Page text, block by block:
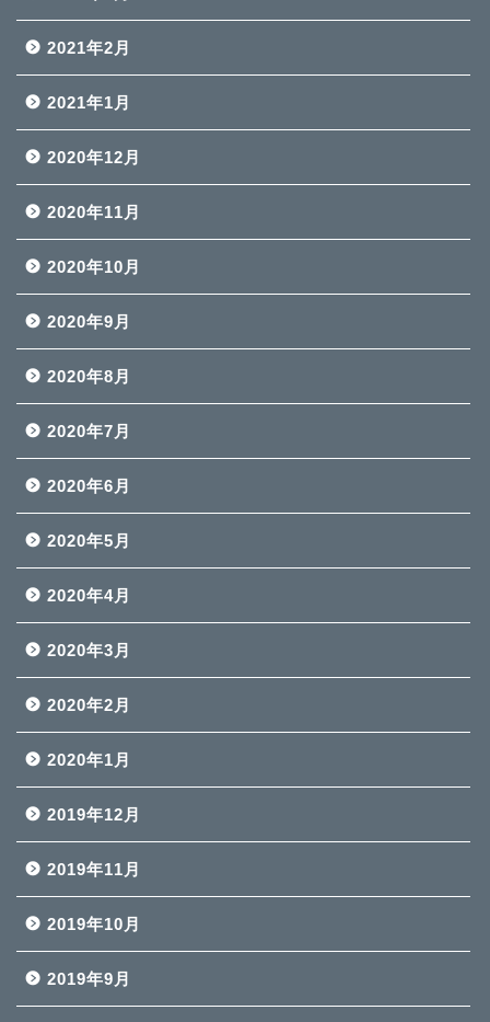
2021年2月
2021年1月
2020年12月
2020年11月
2020年10月
2020年9月
2020年8月
2020年7月
2020年6月
2020年5月
2020年4月
2020年3月
2020年2月
2020年1月
2019年12月
2019年11月
2019年10月
2019年9月